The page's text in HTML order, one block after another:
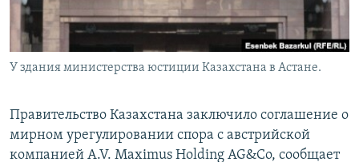
У здания министерства юстиции Казахстана в Астане.
Правительство Казахстана заключило соглашение о
мирном урегулировании спора с австрийской
компанией A.V. Maximus Holding AG&Со, сообщает